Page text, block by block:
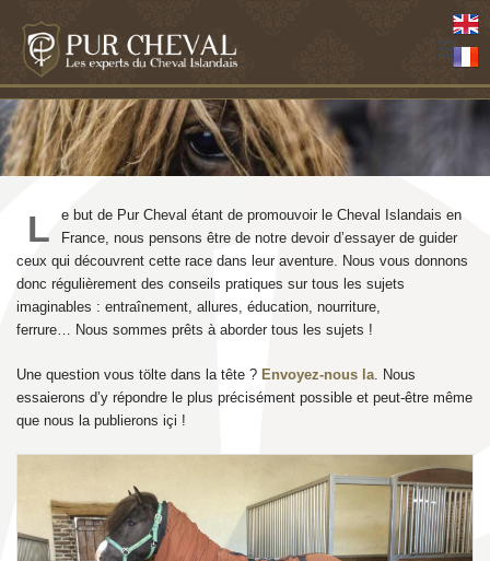
L
e but de Pur Cheval étant de promouvoir le Cheval Islandais en
France, nous pensons être de notre devoir d’essayer de guider
ceux qui découvrent cette race dans leur aventure. Nous vous donnons
donc régulièrement des conseils pratiques sur tous les sujets
imaginables : entraînement, allures, éducation, nourriture,
ferrure… Nous sommes prêts à aborder tous les sujets !
Une question vous tölte dans la tête ? Envoyez-nous la. Nous
essaierons d’y répondre le plus précisément possible et peut-être même
que nous la publierons içi !